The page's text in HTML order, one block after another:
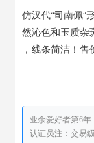
仿汉代“司南佩”
然沁色和玉质杂
​，线条简洁！售
业余爱好者第6年
认证员注：交易